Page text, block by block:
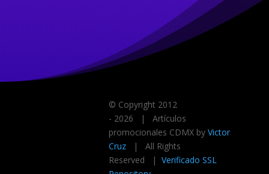
© Copyright 2012
- 2026 | Artículos
promocionales CDMX by Victor
Cruz| All Rights
Reserved | Verificado SSL